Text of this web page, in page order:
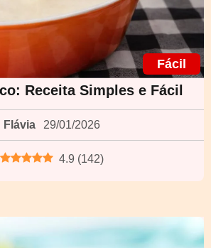
Fácil
Receita Simples e Fácil
Flávia 29/01/2026
4.9 (142)